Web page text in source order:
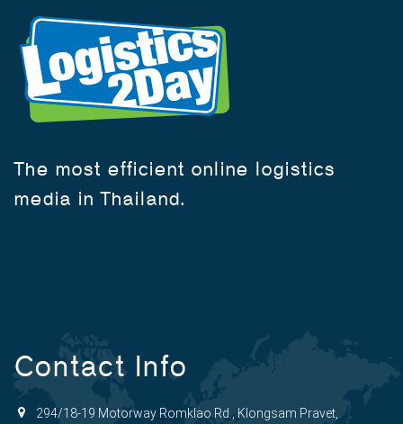
The most efficient online logistics
media in Thailand.
Contact Info
294/18-19 Motorway Romklao Rd., Klongsam Pravet,